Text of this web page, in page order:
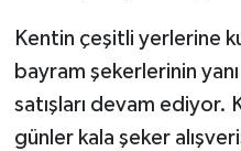
Kentin çeşitli yerlerine
bayram şekerlerinin
satışları devam ediyor.
günler kala şeker